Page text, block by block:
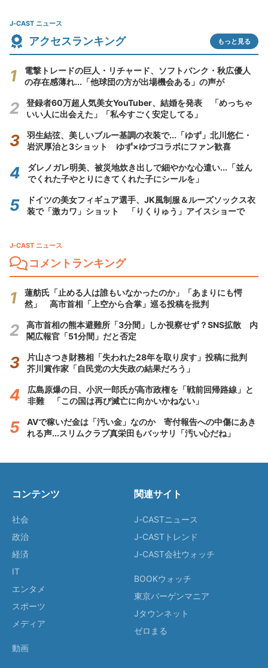
J-CAST ニュース
アクセスランキング もっと見る
電撃トレードの巨人・リチャード、ソフトバンク・秋広優人
の存在感薄れ...「他球団の方が出場機会ある」の声が
登録者60万超人気美女YouTuber、結婚を発表 「めっちゃ
いい人に出会えた」「私今すごく安定してる」
羽生結弦、美しいブルー基調の衣装で...「ゆず」北川悠仁・
岩沢厚治と3ショット ゆず×ゆづコラボにファン歓喜
ダレノガレ明美、被災地炊き出しで細やかな心遣い...「並ん
でくれた子やとりにきてくれた子にシールを」
ドイツの美女フィギュア選手、JK風制服＆ルーズソックス衣
装で「激カワ」ショット 「りくりゅう」アイスショーで
J-CAST ニュース
コメントランキング
蓮舫氏「止める人は誰もいなかったのか」「あまりにも愕
然」 高市首相「上空から合掌」巡る投稿を批判
高市首相の熊本避難所「3分間」しか視察せず？SNS拡散 内
閣広報官「51分間」だと否定
片山さつき財務相「失われた28年を取り戻す」投稿に批判
芥川賞作家「自民党の大失政の結果だろう」
広島原爆の日、小沢一郎氏が高市政権を「戦前回帰路線」と
非難 「この国は再び滅亡に向かいかねない」
AVで稼いだ金は「汚い金」なのか 寄付報告への中傷にあき
れる声...スリムクラブ真栄田もバッサリ「汚い心だね」
コンテンツ
社会
政治
経済
IT
エンタメ
スポーツ
メディア
動画
関連サイト
J-CASTニュース
J-CASTトレンド
J-CAST会社ウォッチ
BOOKウォッチ
東京バーゲンマニア
Jタウンネット
ゼロまる